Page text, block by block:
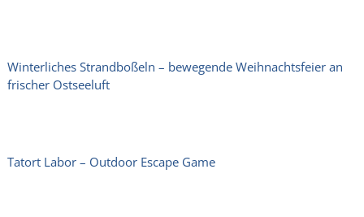
Winterliches Strandboßeln – bewegende Weihnachtsfeier an
frischer Ostseeluft
Tatort Labor – Outdoor Escape Game